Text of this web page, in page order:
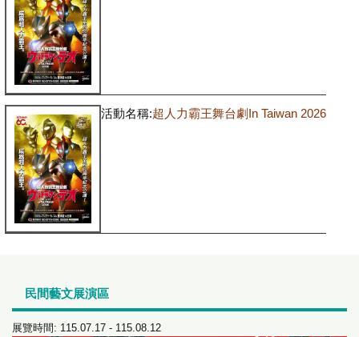
活動名稱:超人力霸王舞台劇In Taiwan 2026
民間藝文展演區
展覽時間: 115.07.17 - 115.08.12